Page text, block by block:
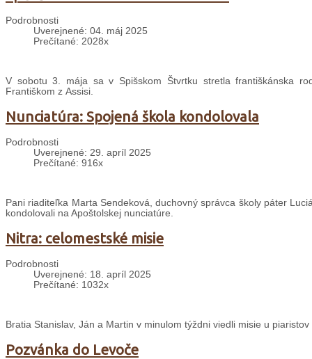
Podrobnosti
Uverejnené: 04. máj 2025
Prečítané: 2028x
V sobotu 3. mája sa v Spišskom Štvrtku stretla františkánska
Františkom z Assisi.
Nunciatúra: Spojená škola kondolovala
Podrobnosti
Uverejnené: 29. apríl 2025
Prečítané: 916x
Pani riaditeľka Marta Sendeková, duchovný správca školy páter
kondolovali na Apoštolskej nunciatúre.
Nitra: celomestské misie
Podrobnosti
Uverejnené: 18. apríl 2025
Prečítané: 1032x
Bratia Stanislav, Ján a Martin v minulom týždni viedli misie u
Pozvánka do Levoče